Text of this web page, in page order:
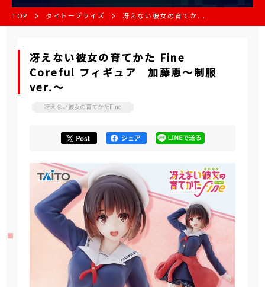
TOP タイトープライズ 冴えない彼女の育てか...
冴えない彼女の育てかた Fine
Coreful フィギュア 加藤恵～制服
ver.～
冴えない彼女の育てかたFine